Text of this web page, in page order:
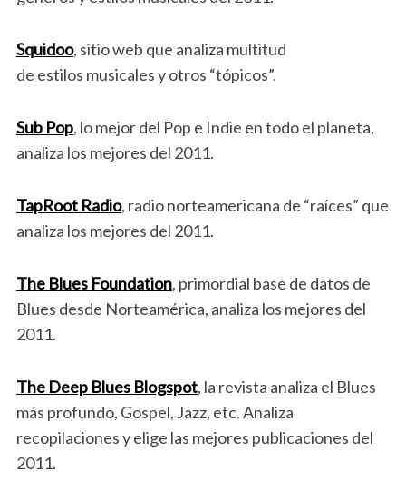
Squidoo, sitio web que analiza multitud
de estilos musicales y otros “tópicos”.
Sub Pop, lo mejor del Pop e Indie en todo el planeta,
analiza los mejores del 2011.
TapRoot Radio, radio norteamericana de “raíces” que
analiza los mejores del 2011.
The Blues Foundation, primordial base de datos de
Blues desde Norteamérica, analiza los mejores del
2011.
The Deep Blues Blogspot, la revista analiza el Blues
más profundo, Gospel, Jazz, etc. Analiza
recopilaciones y elige las mejores publicaciones del
2011.